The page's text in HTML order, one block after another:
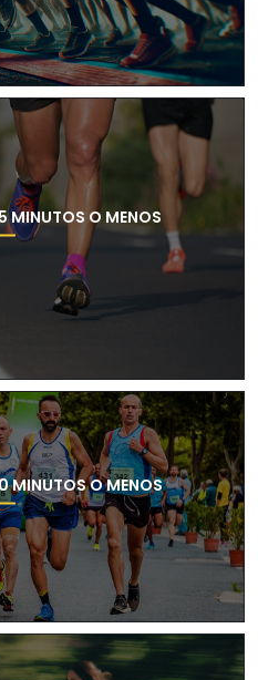
MINUTOS O MENOS
MINUTOS O MENOS